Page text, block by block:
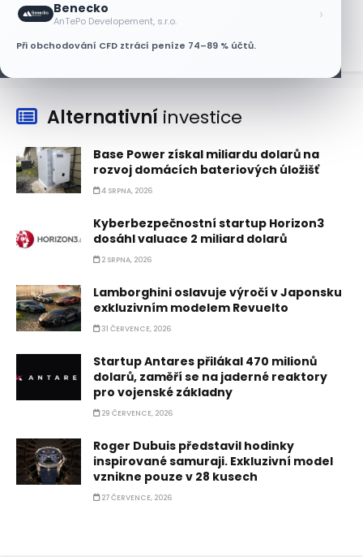
Benecko
AnTePo Developement, s.r.o. ›
Při obchodování CFD ztrácí peníze 74–89 % účtů.
6 SRPNA, 2026
Alternativní investice
Base Power získal miliardu dolarů na
rozvoj domácích bateriových úložišť
4 SRPNA, 2026
Kyberbezpečnostní startup Horizon3
dosáhl valuace 2 miliard dolarů
2 SRPNA, 2026
Lamborghini oslavuje výročí v Japonsku
exkluzivním modelem Revuelto
31 ČERVENCE, 2026
Startup Antares přilákal 470 milionů
dolarů, zaměří se na jaderné reaktory
pro vojenské základny
29 ČERVENCE, 2026
Roger Dubuis představil hodinky
inspirované samuraji. Exkluzivní model
vznikne pouze v 28 kusech
27 ČERVENCE, 2026